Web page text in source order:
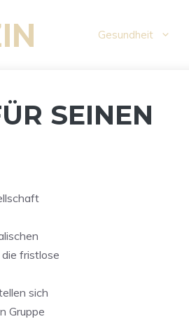
Gesundheit
SEINEN
fristlose
sich
Gruppe